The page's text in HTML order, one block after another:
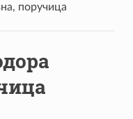
поручица